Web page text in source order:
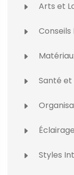
Arts et
Santé
Styles